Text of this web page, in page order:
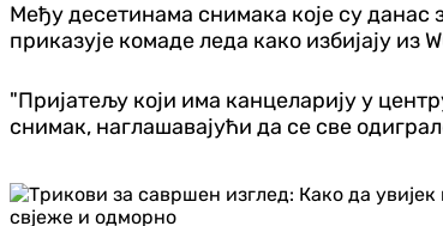
Међу десетинама снимака које су данас
приказује комаде леда како избијају
"Пријатељу који има канцеларију у
снимак, наглашавајући да се све